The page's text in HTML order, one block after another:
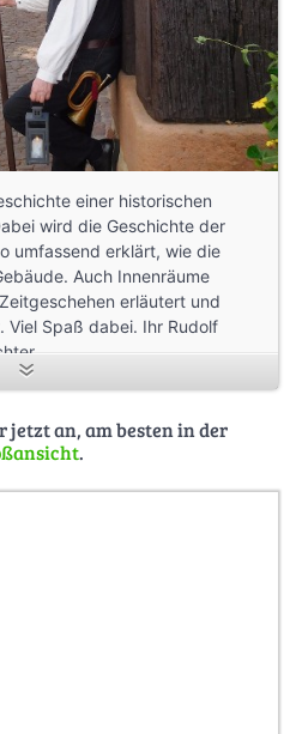
einer historischen
wird die Geschichte der
umfassend erklärt, wie die
Auch Innenräume
erläutert und
Viel Spaß dabei. Ihr Rudolf
jetzt an, am besten in der
.